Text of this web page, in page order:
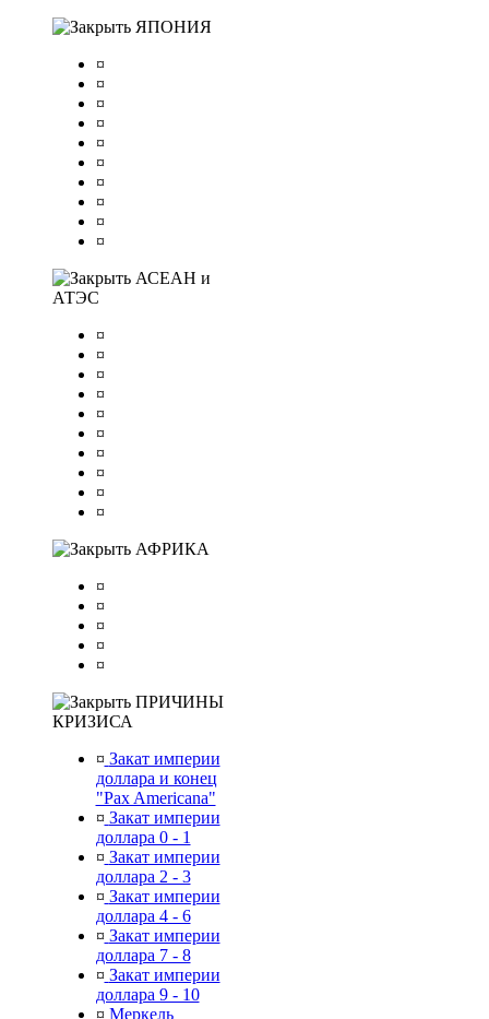
ЯПОНИЯ
¤
¤
¤
¤
¤
¤
¤
¤
¤
¤
АСЕАН и
АТЭС
¤
¤
¤
¤
¤
¤
¤
¤
¤
¤
АФРИКА
¤
¤
¤
¤
¤
ПРИЧИНЫ
КРИЗИСА
¤ Закат империи
доллара и конец
"Pax Americana"
¤ Закат империи
доллара 0 - 1
¤ Закат империи
доллара 2 - 3
¤ Закат империи
доллара 4 - 6
¤ Закат империи
доллара 7 - 8
¤ Закат империи
доллара 9 - 10
¤ Меркель